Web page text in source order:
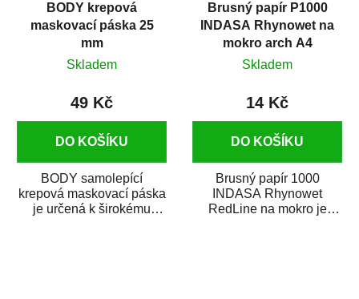
BODY krepová
maskovací páska 25
mm
Skladem
49 Kč
DO KOŠÍKU
BODY samolepící
krepová maskovací páska
je určená k širokému
Brusný papír P1000
INDASA Rhynowet na
mokro arch A4
Skladem
14 Kč
DO KOŠÍKU
Brusný papír 1000
INDASA Rhynowet
RedLine na mokro je